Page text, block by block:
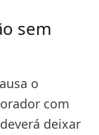
sem
o
com
deixar